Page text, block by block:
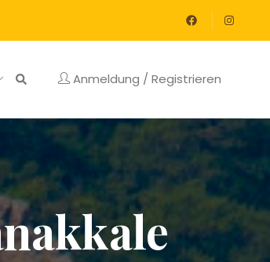
Anmeldung / Registrieren